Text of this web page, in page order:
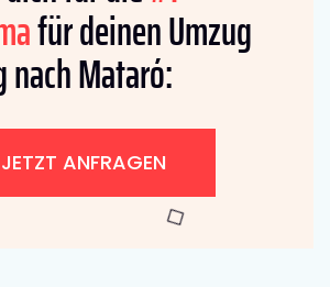
für deinen Umzug
Mataró:
JETZT ANFRAGEN